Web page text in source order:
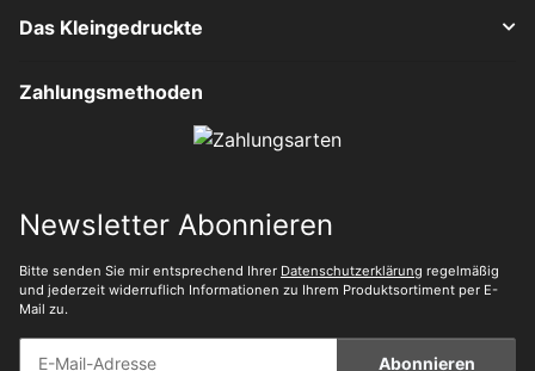
Das Kleingedruckte
Zahlungsmethoden
Newsletter Abonnieren
Bitte senden Sie mir entsprechend Ihrer Datenschutzerklärung regelmäßig
und jederzeit widerruflich Informationen zu Ihrem Produktsortiment per E-
Mail zu.
Abonnieren